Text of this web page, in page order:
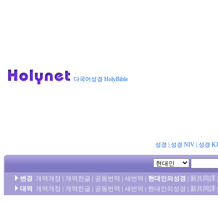
다국어성경 HolyBible
성경 성경 NIV| 성경
변경 개역개정 | 개역한글 | 공동번역 | 새번역 | 현대인의성경 | 新共同譯
대역
개역개정 | 개역한글 | 공동번역 | 새번역 | 현대인의성경 | 新共同譯